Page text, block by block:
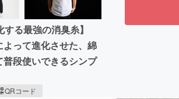
る最強の消臭糸】
よって進化させた、綿
段使いできるシンプ
QRコード